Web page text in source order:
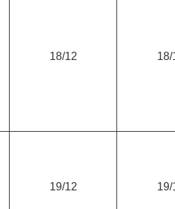
18/12 18/
19/12 19/